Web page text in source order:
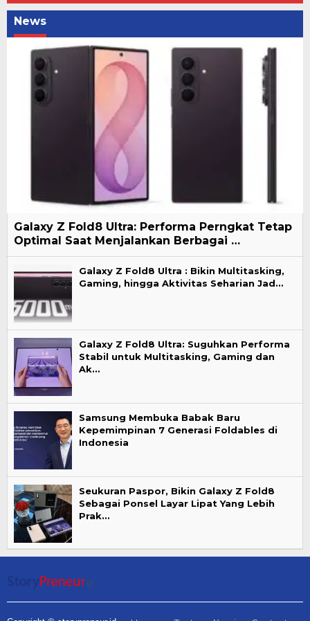
News
Galaxy Z Fold8 Ultra: Performa Perngkat Tetap
Optimal Saat Menjalankan Berbagai …
Galaxy Z Fold8 Ultra : Bikin Multitasking,
Gaming, hingga Aktivitas Seharian Jad…
Galaxy Z Fold8 Ultra: Suguhkan Performa
Stabil untuk Multitasking, Gaming dan
Ak…
Samsung Membuka Babak Baru
Kepemimpinan 7 Generasi Foldables di
Indonesia
Seukuran Paspor, Bikin Galaxy Z Fold8
Sebagai Ponsel Layar Lipat Yang Lebih
Prak…